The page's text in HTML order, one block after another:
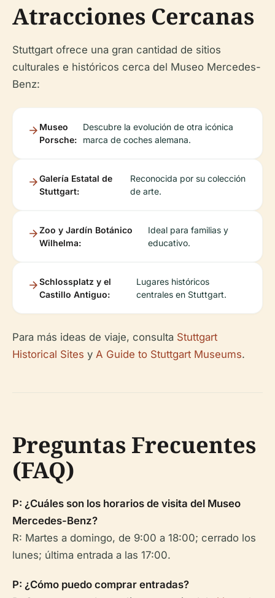
Atracciones Cercanas
Stuttgart ofrece una gran cantidad de sitios
culturales e históricos cerca del Museo Mercedes-
Benz:
Museo
Porsche:
Descubre la evolución de otra icónica
marca de coches alemana.
Galería Estatal de
Stuttgart:
Reconocida por su colección
de arte.
Zoo y Jardín Botánico
Wilhelma:
Ideal para familias y
educativo.
Schlossplatz y el
Castillo Antiguo:
Lugares históricos
centrales en Stuttgart.
Para más ideas de viaje, consulta Stuttgart
Historical Sites y A Guide to Stuttgart Museums.
Preguntas Frecuentes
(FAQ)
P: ¿Cuáles son los horarios de visita del Museo
Mercedes-Benz?
R: Martes a domingo, de 9:00 a 18:00; cerrado los
lunes; última entrada a las 17:00.
P: ¿Cómo puedo comprar entradas?